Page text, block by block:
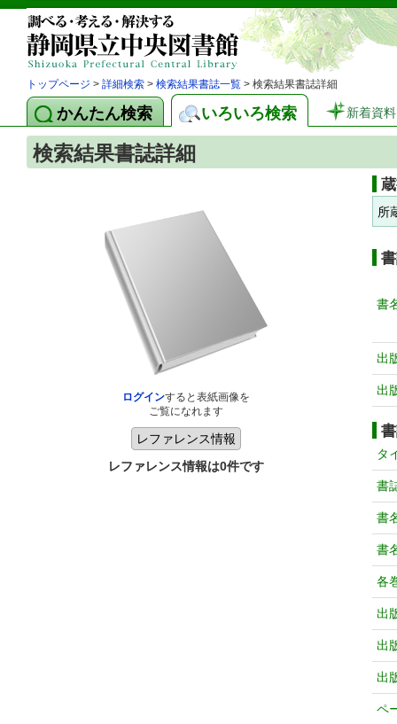
トップページ > 詳細検索 > 検索結果書誌一覧 > 検索結果書誌詳細
かんたん検索 いろいろ検索 新着資料
検索結果書誌詳細
ログインすると表紙画像を
ご覧になれます
レファレンス情報は0件です
所
書
出
出
タ
書
書
書
各
出
出
出
ペ